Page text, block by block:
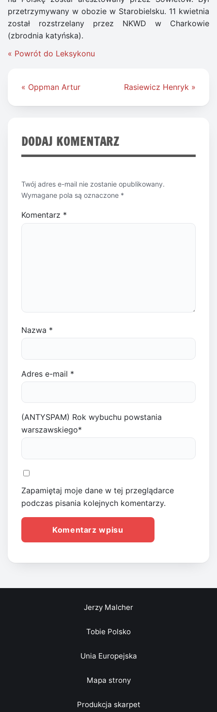
przetrzymywany w obozie w Starobielsku. 11 kwietnia
został rozstrzelany przez NKWD w Charkowie
(zbrodnia katyńska).
« Powrót do Leksykonu
Nawigacja
« Oppman Artur Rasiewicz Henryk »
DODAJ KOMENTARZ
Twój adres e-mail nie zostanie opublikowany.
Wymagane pola są oznaczone *
Komentarz *
Nazwa *
Adres e-mail *
(ANTYSPAM) Rok wybuchu powstania
warszawskiego*
Zapamiętaj moje dane w tej przeglądarce
podczas pisania kolejnych komentarzy.
Jerzy Malcher
Tobie Polsko
Unia Europejska
Mapa strony
Produkcja skarpet